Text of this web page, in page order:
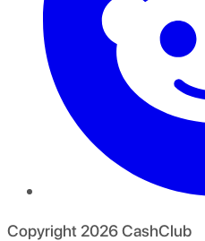
Copyright 2026CashClub